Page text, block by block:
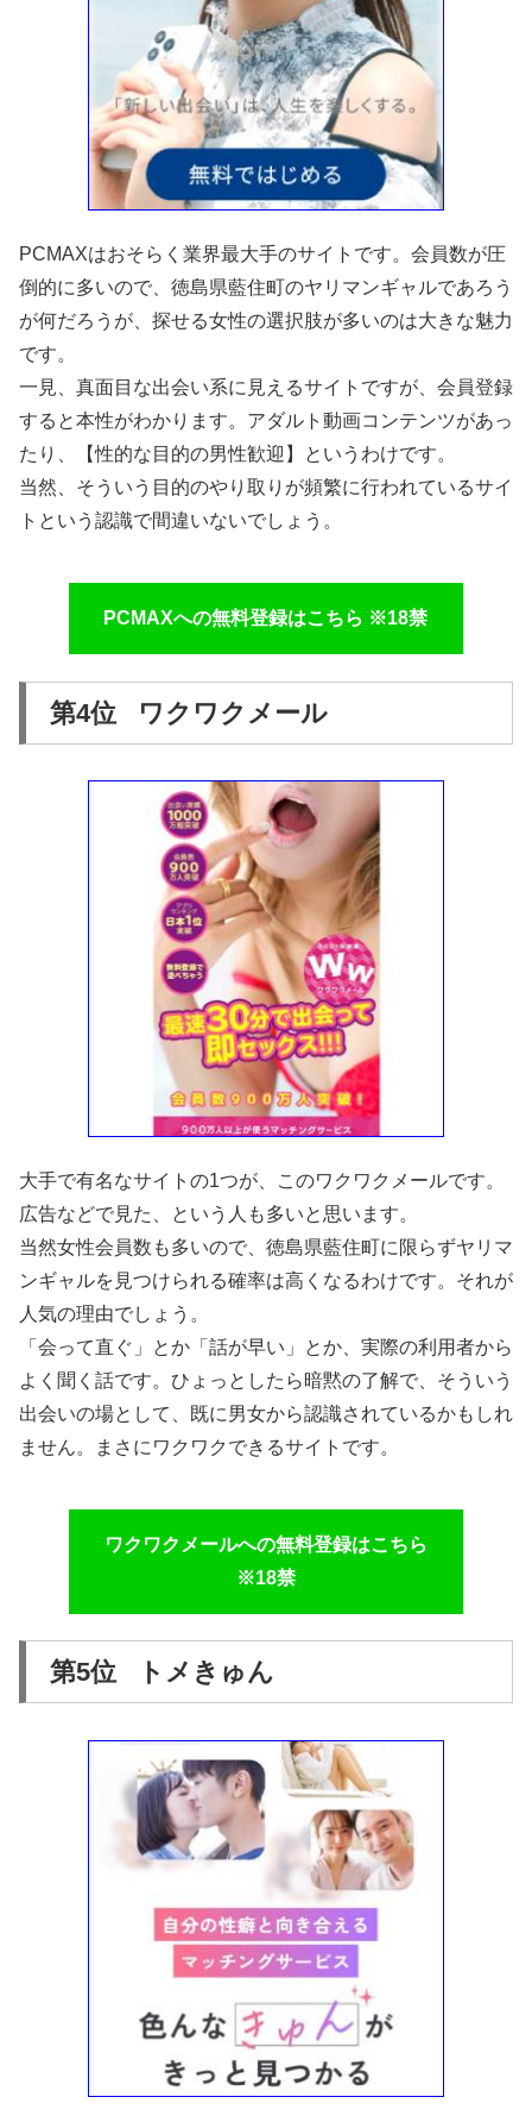
PCMAXはおそらく業界最大手のサイトです。会員数が圧
倒的に多いので、徳島県藍住町のヤリマンギャルであろう
が何だろうが、探せる女性の選択肢が多いのは大きな魅力
です。
一見、真面目な出会い系に見えるサイトですが、会員登録
すると本性がわかります。アダルト動画コンテンツがあっ
たり、【性的な目的の男性歓迎】というわけです。
当然、そういう目的のやり取りが頻繁に行われているサイ
トという認識で間違いないでしょう。
PCMAXへの無料登録はこちら ※18禁
第4位 ワクワクメール
大手で有名なサイトの1つが、このワクワクメールです。
広告などで見た、という人も多いと思います。
当然女性会員数も多いので、徳島県藍住町に限らずヤリマ
ンギャルを見つけられる確率は高くなるわけです。それが
人気の理由でしょう。
「会って直ぐ」とか「話が早い」とか、実際の利用者から
よく聞く話です。ひょっとしたら暗黙の了解で、そういう
出会いの場として、既に男女から認識されているかもしれ
ません。まさにワクワクできるサイトです。
ワクワクメールへの無料登録はこちら
※18禁
第5位 トメきゅん